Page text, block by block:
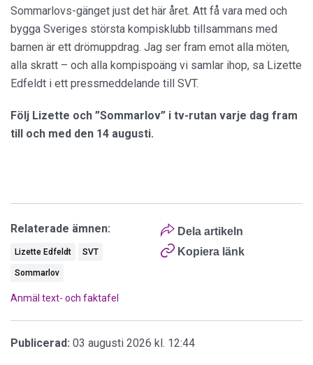
Sommarlovs-gänget just det här året. Att få vara med och
bygga Sveriges största kompisklubb tillsammans med
barnen är ett drömuppdrag. Jag ser fram emot alla möten,
alla skratt – och alla kompispoäng vi samlar ihop, sa Lizette
Edfeldt i ett pressmeddelande till SVT.
Följ Lizette och ”Sommarlov” i tv-rutan varje dag fram
till och med den 14 augusti.
Dela artikeln
Kopiera länk
Relaterade ämnen:
Lizette Edfeldt SVT
Sommarlov
Anmäl text- och faktafel
Publicerad: 03 augusti 2026 kl. 12:44